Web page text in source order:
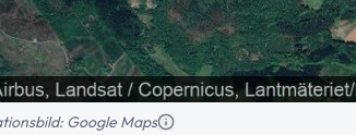
Google Maps